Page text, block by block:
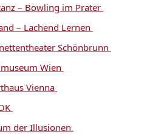
– Bowling im Prater
– Lachend Lernen
Schönbrunn
Wien
Vienna
der Illusionen